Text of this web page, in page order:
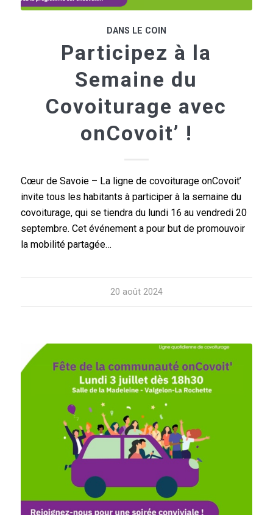
DANS LE COIN
Participez à la
Semaine du
Covoiturage avec
onCovoit’ !
Cœur de Savoie – La ligne de covoiturage onCovoit’
invite tous les habitants à participer à la semaine du
covoiturage, qui se tiendra du lundi 16 au vendredi 20
septembre. Cet événement a pour but de promouvoir
la mobilité partagée…
20 août 2024